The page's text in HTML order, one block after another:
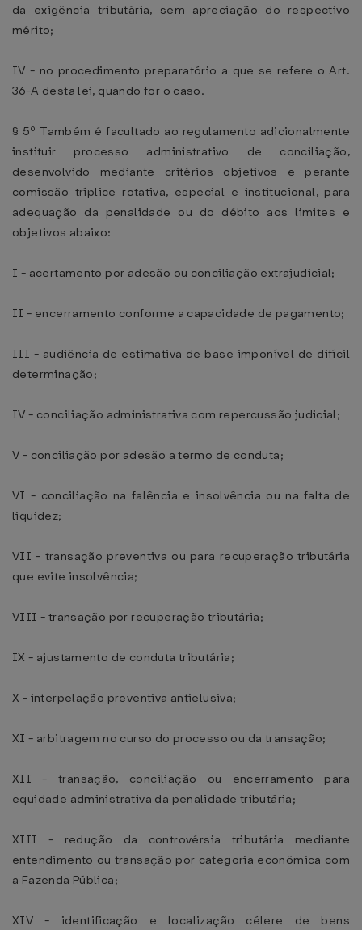
da exigência tributária, sem apreciação do respectivo
mérito;
IV - no procedimento preparatório a que se refere o Art.
36-A desta lei, quando for o caso.
§ 5º Também é facultado ao regulamento adicionalmente
instituir processo administrativo de conciliação,
desenvolvido mediante critérios objetivos e perante
comissão tríplice rotativa, especial e institucional, para
adequação da penalidade ou do débito aos limites e
objetivos abaixo:
I - acertamento por adesão ou conciliação extrajudicial;
II - encerramento conforme a capacidade de pagamento;
III - audiência de estimativa de base imponível de difícil
determinação;
IV - conciliação administrativa com repercussão judicial;
V - conciliação por adesão a termo de conduta;
VI - conciliação na falência e insolvência ou na falta de
liquidez;
VII - transação preventiva ou para recuperação tributária
que evite insolvência;
VIII - transação por recuperação tributária;
IX - ajustamento de conduta tributária;
X - interpelação preventiva antielusiva;
XI - arbitragem no curso do processo ou da transação;
XII - transação, conciliação ou encerramento para
equidade administrativa da penalidade tributária;
XIII - redução da controvérsia tributária mediante
entendimento ou transação por categoria econômica com
a Fazenda Pública;
XIV - identificação e localização célere de bens